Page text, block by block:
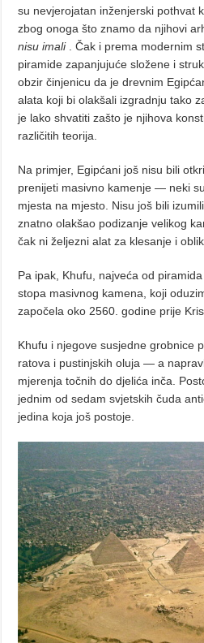
su nevjerojatan inženjerski pothvat
zbog onoga što znamo da njihovi
nisu imali. Čak i prema modernim
piramide zapanjujuće složene i
obzir činjenicu da je drevnim
alata koji bi olakšali izgradnju tako
je lako shvatiti zašto je njihova
različitih teorija.
Na primjer, Egipćani još nisu bili
prenijeti masivno kamenje — neki
mjesta na mjesto. Nisu još bili
znatno olakšao podizanje velikog
čak ni željezni alat za klesanje i
Pa ipak, Khufu, najveća od
stopa masivnog kamena, koji
započela oko 2560. godine prije
Khufu i njegove susjedne grobnice
ratova i pustinjskih oluja — a
mjerenja točnih do djelića inča.
jednim od sedam svjetskih čuda
jedina koja još postoje.